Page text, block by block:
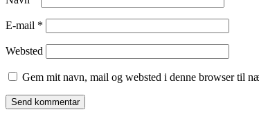
E-mail *
Websted
Gem mit navn, mail og websted i denne browser til